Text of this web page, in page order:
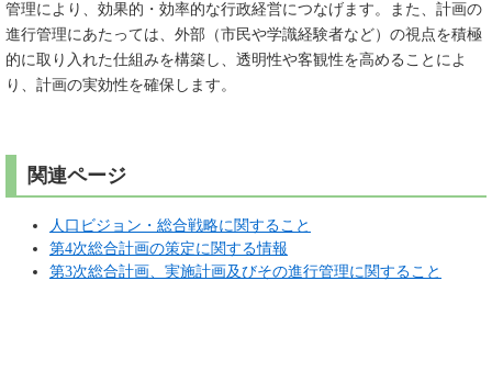
管理により、効果的・効率的な行政経営につなげます。また、計画の
進行管理にあたっては、外部（市民や学識経験者など）の視点を積極
的に取り入れた仕組みを構築し、透明性や客観性を高めることによ
り、計画の実効性を確保します。
関連ページ
人口ビジョン・総合戦略に関すること
第4次総合計画の策定に関する情報
第3次総合計画、実施計画及びその進行管理に関すること